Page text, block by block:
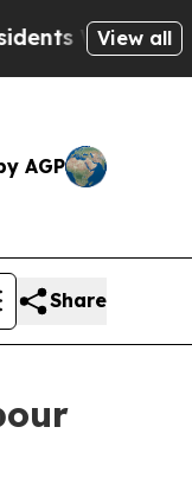
ofView all
AGP
Share